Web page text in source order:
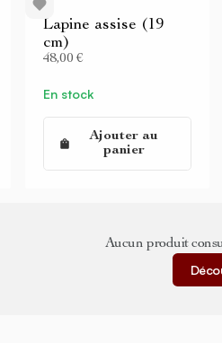
Lapine assise (19
cm)
48,00 €
En stock
Ajouter au
panier
Aucun produit